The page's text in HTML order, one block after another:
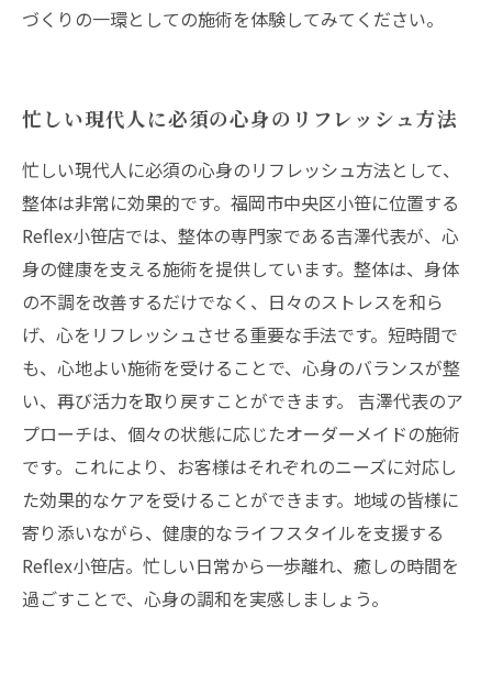
づくりの一環としての施術を体験してみてください。
忙しい現代人に必須の心身のリフレッシュ方法
忙しい現代人に必須の心身のリフレッシュ方法として、
整体は非常に効果的です。福岡市中央区小笹に位置する
Reflex小笹店では、整体の専門家である吉澤代表が、心
身の健康を支える施術を提供しています。整体は、身体
の不調を改善するだけでなく、日々のストレスを和ら
げ、心をリフレッシュさせる重要な手法です。短時間で
も、心地よい施術を受けることで、心身のバランスが整
い、再び活力を取り戻すことができます。 吉澤代表のア
プローチは、個々の状態に応じたオーダーメイドの施術
です。これにより、お客様はそれぞれのニーズに対応し
た効果的なケアを受けることができます。地域の皆様に
寄り添いながら、健康的なライフスタイルを支援する
Reflex小笹店。忙しい日常から一歩離れ、癒しの時間を
過ごすことで、心身の調和を実感しましょう。